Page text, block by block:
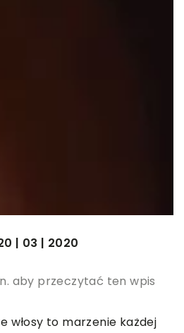
| 03 | 2020
aby przeczytać ten wpis
włosy to marzenie każdej